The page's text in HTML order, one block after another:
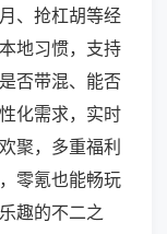
、抢杠胡等经
地习惯，支持
否带混、能否
化需求，实时
聚，多重福利
零氪也能畅玩
趣的不二之